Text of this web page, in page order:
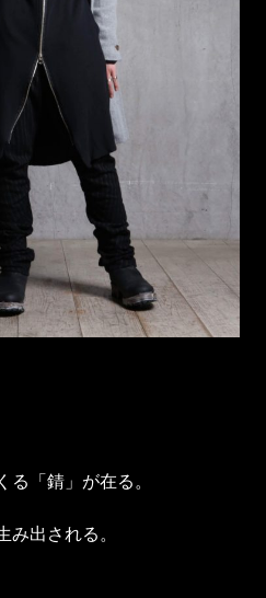
「錆」が在る。
出される。